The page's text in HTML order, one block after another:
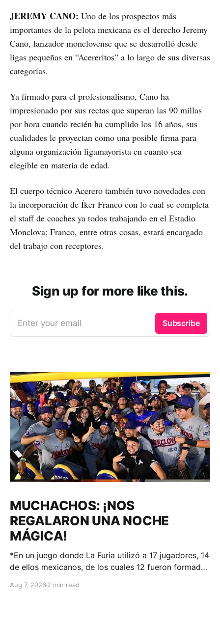
JEREMY CANO: Uno de los prospectos más
importantes de la pelota mexicana es el derecho Jeremy
Cano, lanzador monclovense que se desarrolló desde
ligas pequeñas en “Acereritos” a lo largo de sus diversas
categorías.
Ya firmado para el profesionalismo, Cano ha
impresionado por sus rectas que superan las 90 millas
por hora cuando recién ha cumplido los 16 años, sus
cualidades le proyectan como una posible firma para
alguna organización ligamayorista en cuanto sea
elegible en materia de edad.
El cuerpo técnico Acerero también tuvo novedades con
la incorporación de Íker Franco con lo cual se completa
el staff de coaches ya todos trabajando en el Estadio
Monclova; Franco, entre otras cosas, estará encargado
del trabajo con receptores.
Sign up for more like this.
Enter your email Subscribe
MUCHACHOS: ¡NOS
REGALARON UNA NOCHE
MÁGICA!
*En un juego donde La Furia utilizó a 17 jugadores, 14
de ellos mexicanos, de los cuales 12 fueron formados
#AdnACEREROS ganó en Aguascalientes.
Aug 7, 2026 2 min read